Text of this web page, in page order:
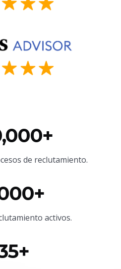
de reclutamiento.
activos.